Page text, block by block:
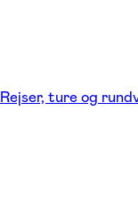
Rejser, ture og